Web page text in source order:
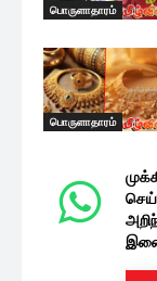
பொருளாதாரம்
பொருளாதாரம்